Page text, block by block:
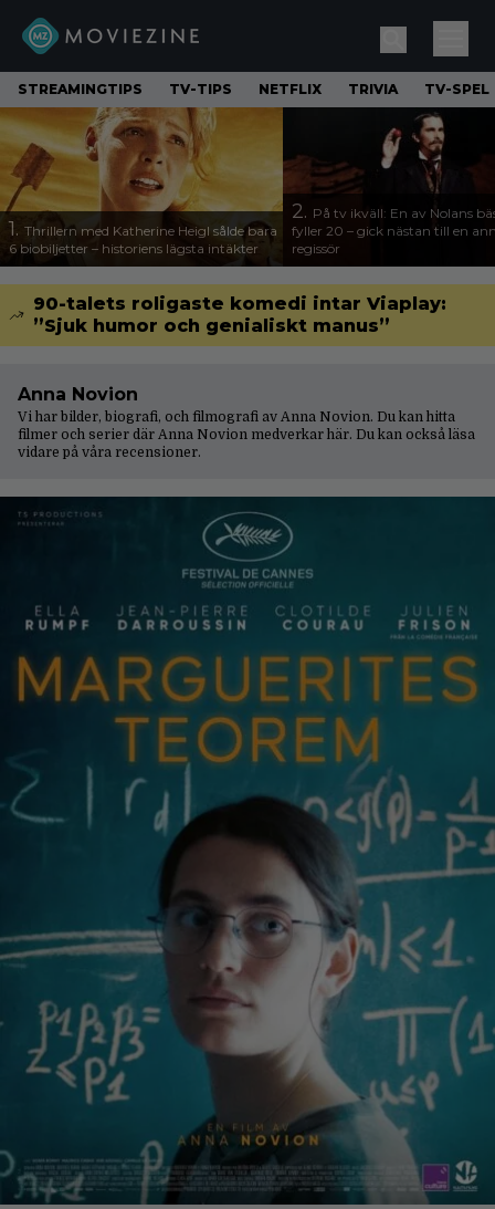
STREAMINGTIPS TV-TIPS NETFLIX TRIVIA TV-SPEL
1. Thrillern med Katherine Heigl sålde bara
6 biobiljetter – historiens lägsta intäkter
2. På tv ikväll: En av Nolans
fyller 20 – gick nästan till en
regissör
90-talets roligaste komedi intar Viaplay:
”Sjuk humor och genialiskt manus”
Anna Novion
Vi har bilder, biografi, och filmografi av Anna Novion. Du kan hitta
filmer och serier där Anna Novion medverkar här. Du kan också läsa
vidare på våra recensioner.